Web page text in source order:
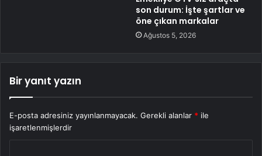
son durum: İşte şartlar ve
öne çıkan markalar
Ağustos 5, 2026
Bir yanıt yazın
E-posta adresiniz yayınlanmayacak. Gerekli alanlar * ile
işaretlenmişlerdir